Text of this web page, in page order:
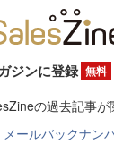
ジンに登録 無料
の過去記事
メールバックナン